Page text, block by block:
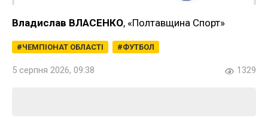
Владислав ВЛАСЕНКО, «Полтавщина Спорт»
ЧЕМПІОНАТ ОБЛАСТІ ФУТБОЛ
5 серпня 2026, 09:38 1329